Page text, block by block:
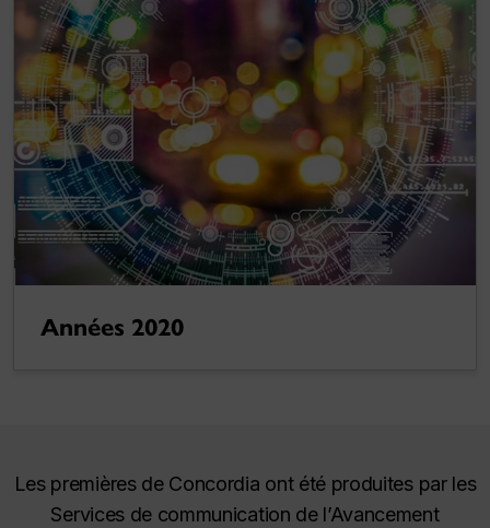
Années 2020
Les premières de Concordia ont été produites par les
Services de communication de l’Avancement